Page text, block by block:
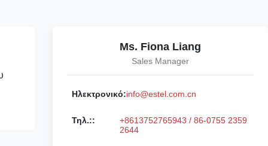
Ms. Fiona Liang
Sales Manager
Ηλεκτρονικό:info@estel.com.cn
Τηλ.::
+8613752765943 / 86-0755 2359
2644